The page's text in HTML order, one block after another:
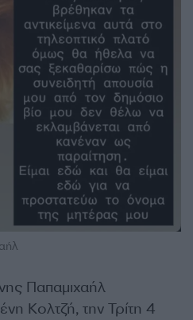
Παπαμιχαήλ
Κολτζή, την Τρίτη 4